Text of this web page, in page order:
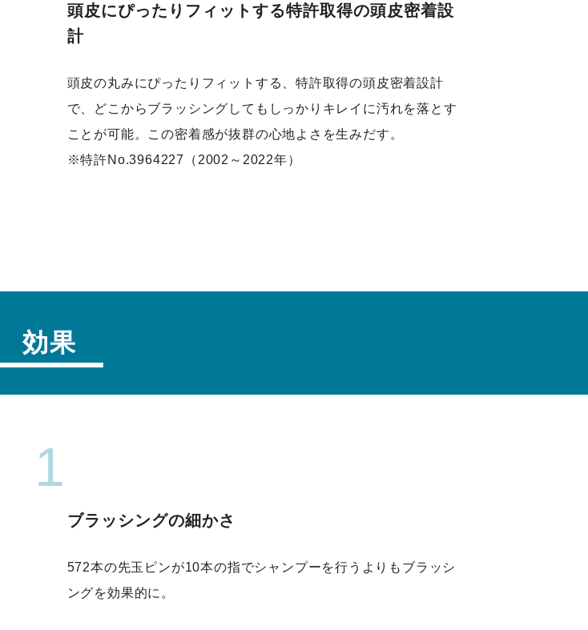
頭皮にぴったりフィットする特許取得の頭皮密着設
計
頭皮の丸みにぴったりフィットする、特許取得の頭皮密着設計
で、どこからブラッシングしてもしっかりキレイに汚れを落とす
ことが可能。この密着感が抜群の心地よさを生みだす。
※特許No.3964227（2002～2022年）
効果
1
ブラッシングの細かさ
572本の先玉ピンが10本の指でシャンプーを行うよりもブラッシ
ングを効果的に。